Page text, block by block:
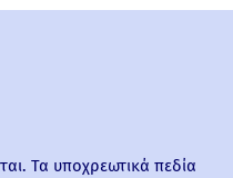
Τα υποχρεωτικά πεδία